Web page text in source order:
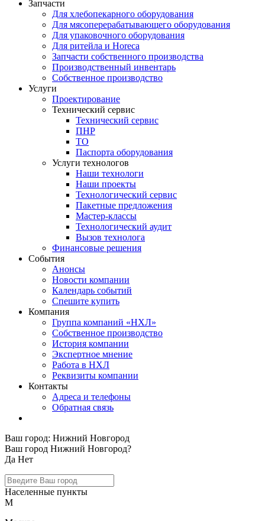
Запчасти
Для хлебопекарного оборудования
Для мясоперерабатывающего оборудования
Для упаковочного оборудования
Для ритейла и Horeca
Запчасти собственного производства
Производственный инвентарь
Собственное производство
Услуги
Проектирование
Технический сервис
Технический сервис
ПНР
ТО
Паспорта оборудования
Услуги технологов
Наши технологи
Наши проекты
Технологический сервис
Пакетные предложения
Мастер-классы
Технологический аудит
Вызов технолога
Финансовые решения
События
Анонсы
Новости компании
Календарь событий
Спешите купить
Компания
Группа компаний «НХЛ»
Собственное производство
История компании
Экспертное мнение
Работа в НХЛ
Реквизиты компании
Контакты
Адреса и телефоны
Обратная связь
Ваш город: Нижний Новгород
Ваш город Нижний Новгород?
Да Нет
Населенные пункты
М